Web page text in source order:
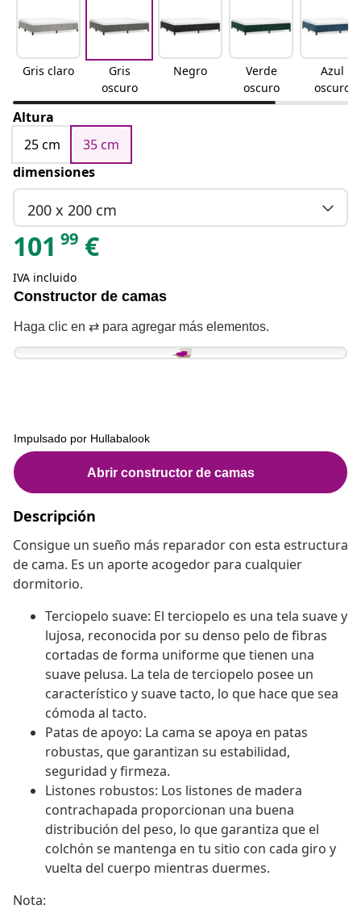
Gris claro
Gris
oscuro
Negro
Verde
oscuro
Azul
oscuro
Altura
25 cm
35 cm
dimensiones
200 x 200 cm
101 99 €
IVA incluido
Descripción
Consigue un sueño más reparador con esta estructura
de cama. Es un aporte acogedor para cualquier
dormitorio.
Terciopelo suave: El terciopelo es una tela suave y
lujosa, reconocida por su denso pelo de fibras
cortadas de forma uniforme que tienen una
suave pelusa. La tela de terciopelo posee un
característico y suave tacto, lo que hace que sea
cómoda al tacto.
Patas de apoyo: La cama se apoya en patas
robustas, que garantizan su estabilidad,
seguridad y firmeza.
Listones robustos: Los listones de madera
contrachapada proporcionan una buena
distribución del peso, lo que garantiza que el
colchón se mantenga en tu sitio con cada giro y
vuelta del cuerpo mientras duermes.
Nota: